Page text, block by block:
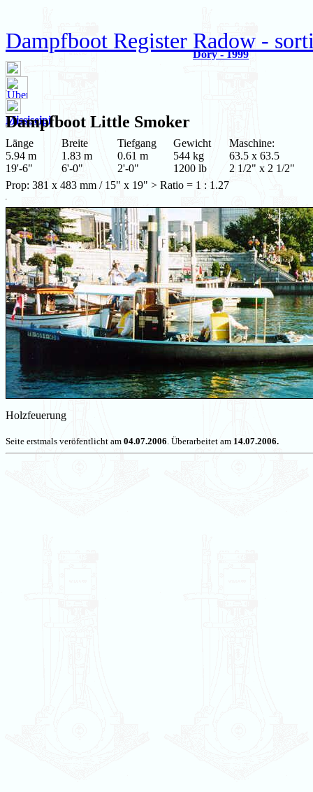
Dampfboot Register Radow -
Dory - 1999
Missiseipi
Dampfboot Little Smoker
Länge
5.94 m
19'-6"
Breite
1.83 m
6'-0"
Tiefgang
0.61 m
2'-0"
Gewicht
544 kg
1200 lb
Maschine:
63.5 x 63.5
2 1/2" x 2 1/2"
Prop: 381 x 483 mm / 15" x 19" > Ratio = 1 : 1.27
Holzfeuerung
Seite erstmals veröfentlicht am 04.07.2006. Überarbeitet am 14.07.2006.